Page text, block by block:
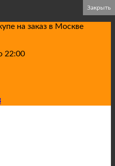
на заказ в Москве
22:00
Закрыть
Закрыть
Закрыть